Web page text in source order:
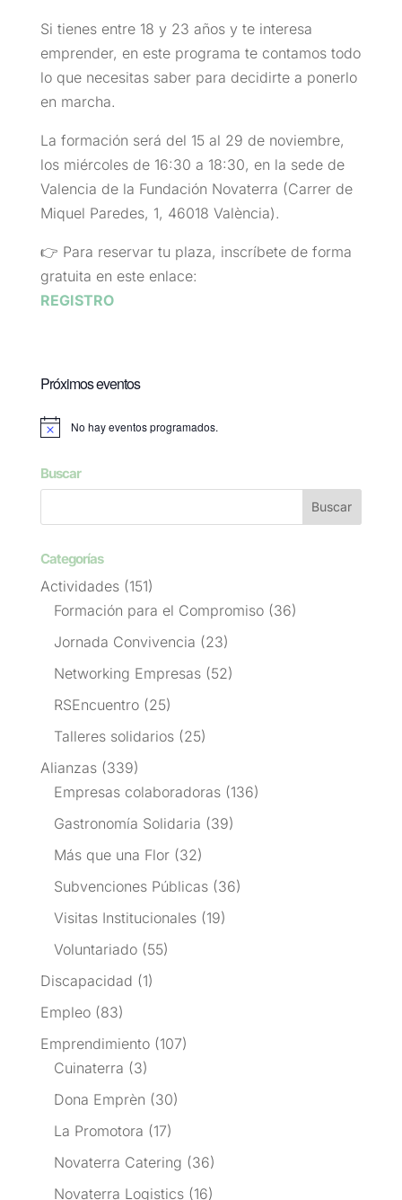
Si tienes entre 18 y 23 años y te interesa
emprender, en este programa te contamos todo
lo que necesitas saber para decidirte a ponerlo
en marcha.
La formación será del 15 al 29 de noviembre,
los miércoles de 16:30 a 18:30, en la sede de
Valencia de la Fundación Novaterra (Carrer de
Miquel Paredes, 1, 46018 València).
👉 Para reservar tu plaza, inscríbete de forma
gratuita en este enlace:
REGISTRO
Próximos eventos
Aviso No hay eventos programados.
Buscar
Categorías
Actividades(151)
Formación para el Compromiso(36)
Jornada Convivencia (23)
Networking Empresas(52)
RSEncuentro(25)
Talleres solidarios(25)
Alianzas(339)
Empresas colaboradoras(136)
Gastronomía Solidaria (39)
Más que una Flor(32)
Subvenciones Públicas(36)
Visitas Institucionales(19)
Voluntariado(55)
Discapacidad (1)
Empleo(83)
Emprendimiento(107)
Cuinaterra (3)
Dona Emprèn (30)
La Promotora (17)
Novaterra Catering (36)
Novaterra Logistics(16)